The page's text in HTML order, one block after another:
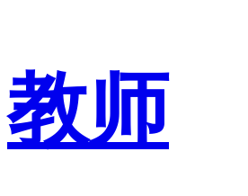
教师